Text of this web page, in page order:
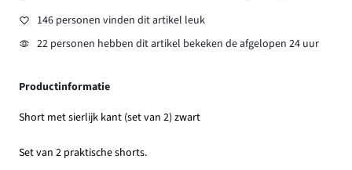
146 personen vinden dit artikel leuk
22 personen hebben dit artikel bekeken de afgelopen 24 uur
Productinformatie
Short met sierlijk kant (set van 2) zwart
Set van 2 praktische shorts.